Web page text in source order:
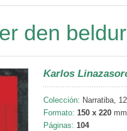
den
Karlos
Colección: Narratiba,
Formato: 150 x 220 mm
Páginas: 104